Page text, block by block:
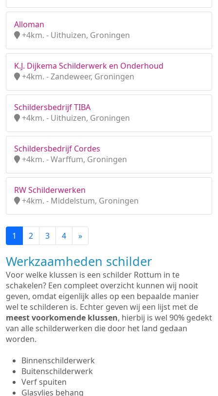
Alloman
+4km. - Uithuizen, Groningen
K.J. Dijkema Schilderwerk en Onderhoud
+4km. - Zandeweer, Groningen
Schildersbedrijf TIBA
+4km. - Uithuizen, Groningen
Schildersbedrijf Cordes
+4km. - Warffum, Groningen
RW Schilderwerken
+4km. - Middelstum, Groningen
1 2 3 4 »
Werkzaamheden schilder
Voor welke klussen is een schilder Rottum in te
schakelen? Een compleet overzicht kunnen wij nooit
geven, omdat eigenlijk alles op een bepaalde manier
wel te schilderen is. Echter geven wij een lijst met de
meest voorkomende klussen, hierbij is wel 90% gedekt
van alle schilderwerken die door het land gedaan
worden.
Binnenschilderwerk
Buitenschilderwerk
Verf spuiten
Glasvlies behang